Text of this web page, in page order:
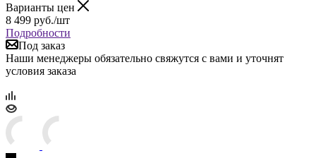
Варианты цен
8 499 руб./шт
Подробности
Под заказ
Наши менеджеры обязательно свяжутся с вами и уточнят
условия заказа